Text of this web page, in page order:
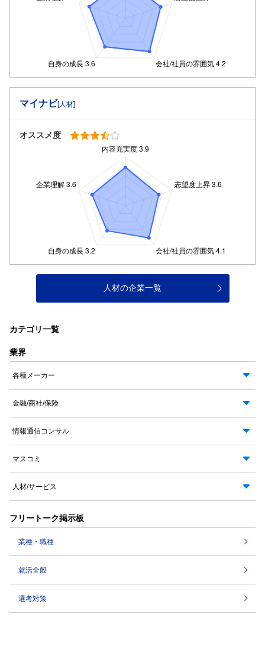
マイナビ[人材]
オススメ度
人材の企業一覧
カテゴリ一覧
業界
各種メーカー
金融/商社/保険
情報通信コンサル
マスコミ
人材/サービス
フリートーク掲示板
業種・職種
就活全般
選考対策